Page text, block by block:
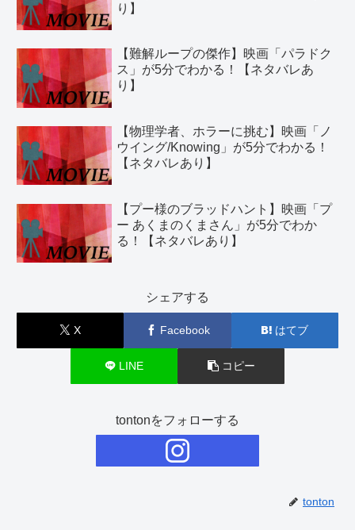
り】
【難解ループの傑作】映画「パラドク
ス」が5分でわかる！【ネタバレあ
り】
【物理学者、ホラーに挑む】映画「ノ
ウイング/Knowing」が5分でわかる！
【ネタバレあり】
【プー様のブラッドハント】映画「プ
ー あくまのくまさん」が5分でわか
る！【ネタバレあり】
シェアする
X Facebook はてブ
LINE コピー
tontonをフォローする
tonton